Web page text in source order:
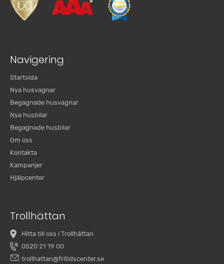
Navigering
Startsida
Nya husvagnar
Begagnade husvagnar
Nya husbilar
Begagnade husbilar
Om oss
Kontakta
Kampanjer
Hjälpcenter
Trollhättan
Hitta till oss i Trollhättan
0520 21 19 00
trollhattan@fritidscenter.se